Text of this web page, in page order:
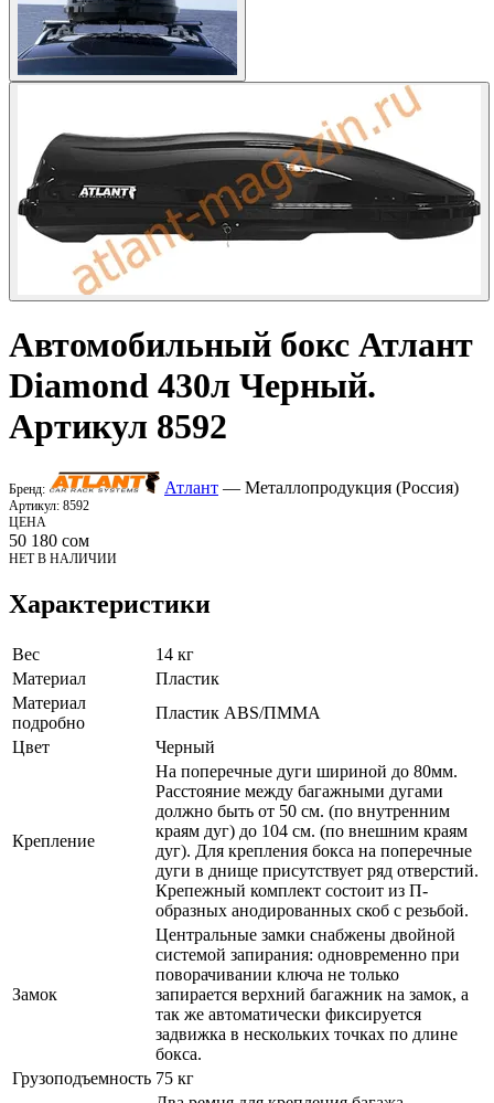
Автомобильный бокс Атлант
Diamond 430л Черный.
Артикул 8592
Бренд: Атлант — Металлопродукция (Россия)
Артикул: 8592
ЦЕНА
50 180 сом
НЕТ В НАЛИЧИИ
Характеристики
Вес
14 кг
Материал
Пластик
Материал
подробно
Пластик ABS/ПММА
Цвет
Черный
Крепление
На поперечные дуги шириной до 80мм.
Расстояние между багажными дугами
должно быть от 50 см. (по внутренним
краям дуг) до 104 см. (по внешним краям
дуг). Для крепления бокса на поперечные
дуги в днище присутствует ряд отверстий.
Крепежный комплект состоит из П-
образных анодированных скоб с резьбой.
Замок
Центральные замки снабжены двойной
системой запирания: одновременно при
поворачивании ключа не только
запирается верхний багажник на замок, а
так же автоматически фиксируется
задвижка в нескольких точках по длине
бокса.
Грузоподъемность 75 кг